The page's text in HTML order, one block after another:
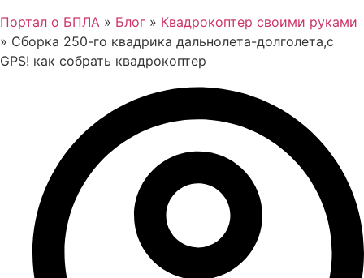
Портал о БПЛА » Блог » Квадрокоптер своими руками
» Сборка 250-го квадрика дальнолета-долголета,с
GPS! как собрать квадрокоптер